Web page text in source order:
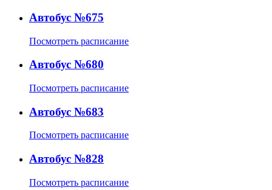
Автобус №675
Посмотреть расписание
Автобус №680
Посмотреть расписание
Автобус №683
Посмотреть расписание
Автобус №828
Посмотреть расписание